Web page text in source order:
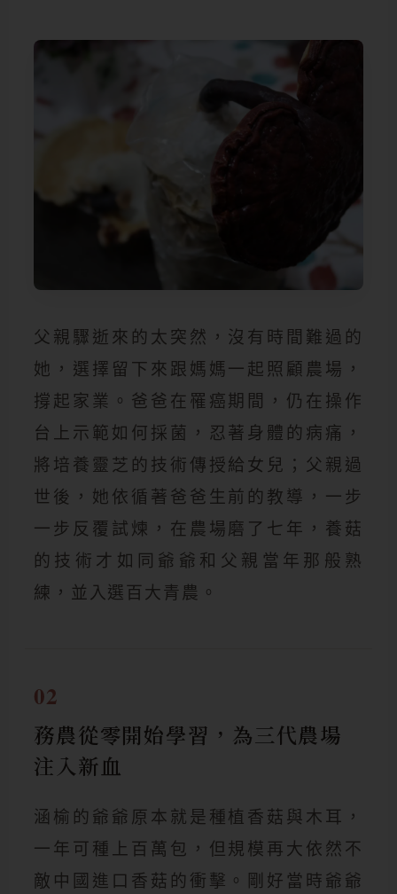
父親驟逝來的太突然，沒有時間難過的
她，選擇留下來跟媽媽一起照顧農場，
撐起家業。爸爸在罹癌期間，仍在操作
台上示範如何採菌，忍著身體的病痛，
將培養靈芝的技術傳授給女兒；父親過
世後，她依循著爸爸生前的教導，一步
一步反覆試煉，在農場磨了七年，養菇
的技術才如同爺爺和父親當年那般熟
練，並入選百大青農。
02
務農從零開始學習，為三代農場
注入新血
涵榆的爺爺原本就是種植香菇與木耳，
一年可種上百萬包，但規模再大依然不
敵中國進口香菇的衝擊。剛好當時爺爺